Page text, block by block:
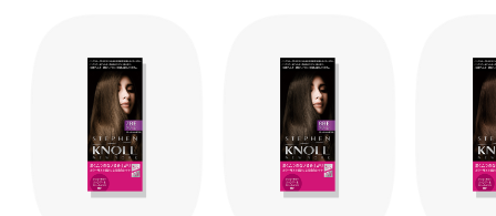
精製水、ステアリルアルコール、強アンモニア水、自己乳
化型モノステアリン酸グリセリル、炭酸水素アンモニウ
ム、ポリオキシエチレンラウリルエーテル硫酸ナトリウ
ム、ポリオキシエチレンセチルエーテル、高重合メチルポ
リシロキサン（1）、ポリオキシエチレンオレイルエーテ